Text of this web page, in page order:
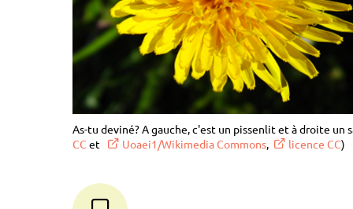
As-tu deviné? A gauche, c'est un pissenlit et à droite un
CC et Uoaei1/Wikimedia Commons, licence CC)